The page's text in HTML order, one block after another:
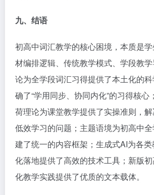
九、结语
初高中词汇教学的核心困境，本质是
材编排逻辑、传统教学模式、学段教
论为全学段词汇习得提供了本土化的
确了“学用同步、协同内化”的习得核心
荷理论为课堂教学提供了实操准则，解
低效学习的问题；主题语境为初高中
建了统一的内容框架；生成式AI为各
化落地提供了高效的技术工具；新版
化教学实践提供了优质的文本载体。